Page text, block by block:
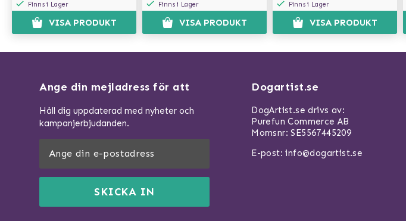
Finns i Lager
VISA PRODUKT
Finns i Lager
VISA PRODUKT
Finns i Lager
VISA PRODUKT
Ange din mejladress för att
Håll dig uppdaterad med nyheter och
kampanjerbjudanden.
SKICKA IN
Dogartist.se
DogArtist.se drivs av:
Purefun Commerce AB
Momsnr: SE5567445209
E-post:info@dogartist.se